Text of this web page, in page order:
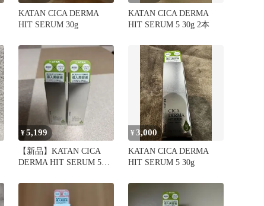
KATAN CICA DERMA
HIT SERUM 30g
KATAN CICA DERMA
HIT SERUM 5 30g 2本
¥5,199
【新品】KATAN CICA
DERMA HIT SERUM 5
¥3,000
KATAN CICA DERMA
HIT SERUM 5 30g